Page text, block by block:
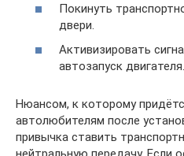
Покинуть
двери.
Активизировать
автозапуск двигателя.
Нюансом, к которому
автолюбителям после
привычка ставить